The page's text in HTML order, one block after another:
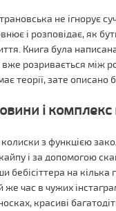
не ігнорує
і розповідає, як
Книга була
розривається між
теорії, зате описано
і комплекс
колиски з функцією
і за допомогою
бебісіттера на
же час в чужих
красиві